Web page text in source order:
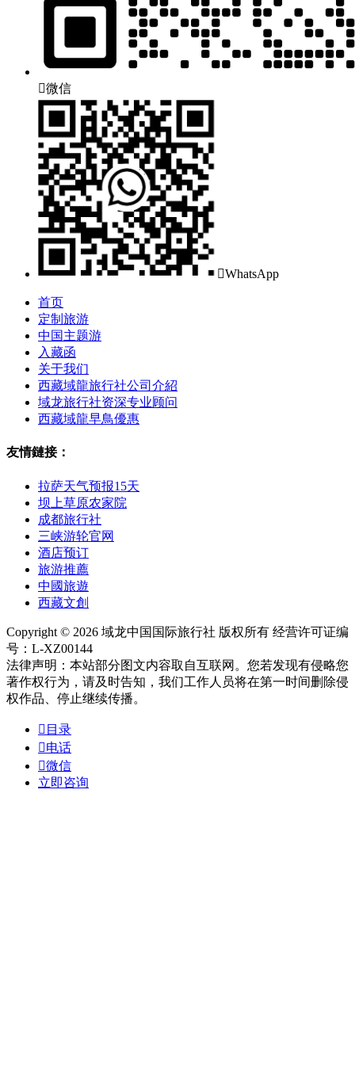
微信
WhatsApp
首页
定制旅游
中国主题游
入藏函
关于我们
西藏域龍旅行社公司介紹
域龙旅行社资深专业顾问
西藏域龍早鳥優惠
友情鏈接：
拉萨天气预报15天
坝上草原农家院
成都旅行社
三峡游轮官网
酒店预订
旅游推薦
中國旅遊
西藏文創
Copyright © 2026 域龙中国国际旅行社 版权所有 经营许可证编
号：L-XZ00144
法律声明：本站部分图文内容取自互联网。您若发现有侵略您
著作权行为，请及时告知，我们工作人员将在第一时间删除侵
权作品、停止继续传播。
 目录
电话
微信
立即咨询